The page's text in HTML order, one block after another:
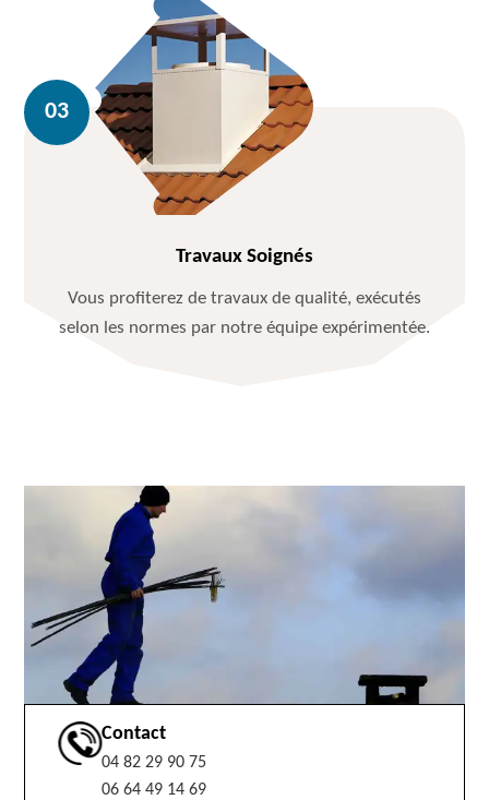
Travaux Soignés
Vous profiterez de travaux de qualité, exécutés
selon les normes par notre équipe expérimentée.
Contact
04 82 29 90 75
06 64 49 14 69